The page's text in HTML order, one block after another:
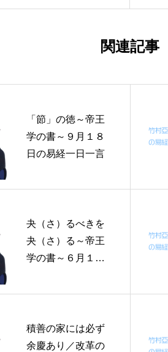
関連記事
「節」の徳～帝王
学の書～９月１８
日の易経一日一言
夬（さ）るべきを
夬（さ）る～帝王
学の書～６月１４
(2)
積善の家には必ず
余慶あり／改革の